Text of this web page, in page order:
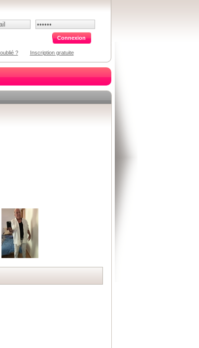
? Inscription gratuite